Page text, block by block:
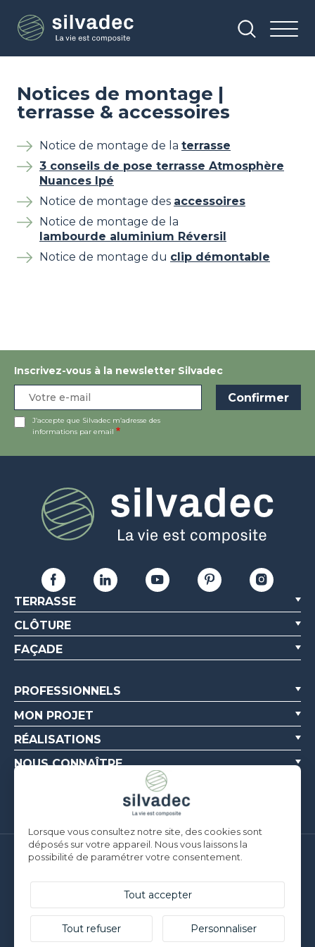
contenu
Notices de montage |
terrasse & accessoires
Notice de montage de la terrasse
3 conseils de pose terrasse Atmosphère
Nuances Ipé
Notice de montage des accessoires
Notice de montage de la
lambourde aluminium Réversil
Notice de montage du clip démontable
Inscrivez-vous à la newsletter Silvadec
J’accepte que Silvadec m’adresse des
informations par email
TERRASSE
CLÔTURE
FAÇADE
PROFESSIONNELS
MON PROJET
RÉALISATIONS
NOUS CONNAÎTRE
Silvadec France
F-56190 ARZAL |T. +33 (0)2 97 450 900
Silvadec Deutschland
Ludwig-Erhard-Straße 3
Lorsque vous consultez notre site, des cookies sont
déposés sur votre appareil. Nous vous laissons la
possibilité de paramétrer votre consentement.
Tout accepter
Tout refuser Personnaliser